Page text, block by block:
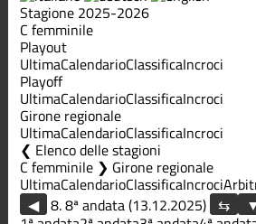
Stagione 2025-2026
C femminile
Playout
UltimaCalendarioClassificaIncroci
Playoff
UltimaCalendarioClassificaIncroci
Girone regionale
UltimaCalendarioClassificaIncroci
Elenco delle stagioni
C femminile ❯ Girone regionale
UltimaCalendarioClassificaIncroci
◀ 8. 8ª andata (13.12.2025)